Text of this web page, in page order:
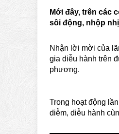
Mới đây, trên các
sôi động, nhộp
Nhận lời mời của
gia diễu hành trên
phương.
Trong hoạt động
diễm, diễu hành